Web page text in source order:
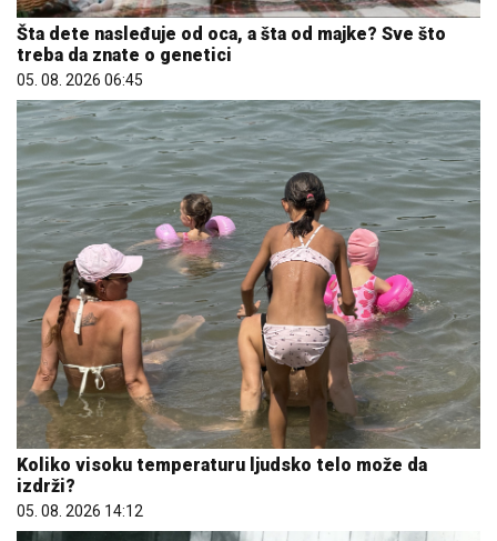
Šta dete nasleđuje od oca, a šta od majke? Sve što
treba da znate o genetici
05. 08. 2026 06:45
Koliko visoku temperaturu ljudsko telo može da
izdrži?
05. 08. 2026 14:12